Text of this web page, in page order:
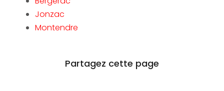
Jonzac
Montendre